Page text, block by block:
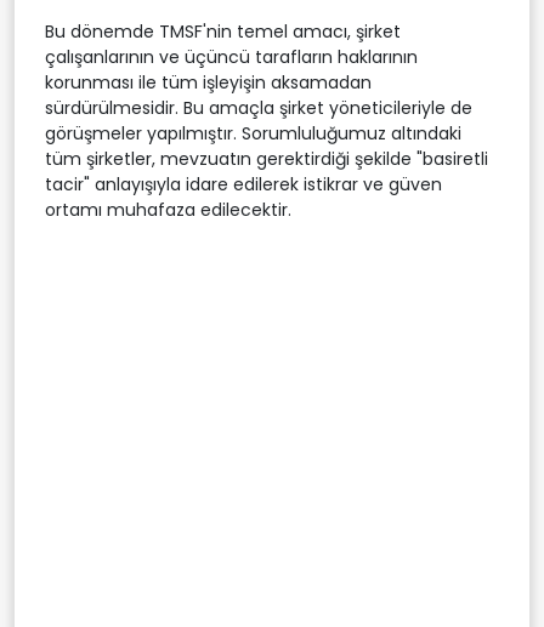
Bu dönemde TMSF'nin temel amacı, şirket
çalışanlarının ve üçüncü tarafların haklarının
korunması ile tüm işleyişin aksamadan
sürdürülmesidir. Bu amaçla şirket yöneticileriyle de
görüşmeler yapılmıştır. Sorumluluğumuz altındaki
tüm şirketler, mevzuatın gerektirdiği şekilde "basiretli
tacir" anlayışıyla idare edilerek istikrar ve güven
ortamı muhafaza edilecektir.